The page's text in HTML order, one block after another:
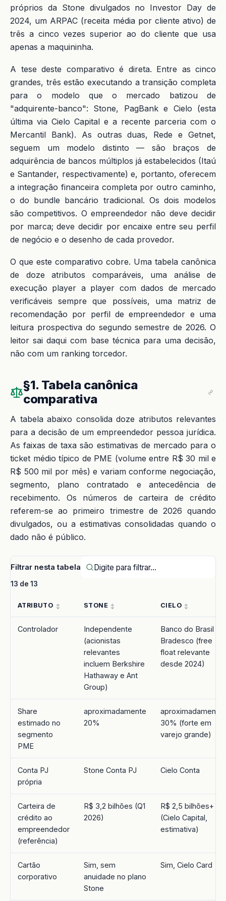
próprios da Stone divulgados no Investor Day de
2024, um ARPAC (receita média por cliente ativo) de
três a cinco vezes superior ao do cliente que usa
apenas a maquininha.
A tese deste comparativo é direta. Entre as cinco
grandes, três estão executando a transição completa
para o modelo que o mercado batizou de
"adquirente-banco": Stone, PagBank e Cielo (esta
última via Cielo Capital e a recente parceria com o
Mercantil Bank). As outras duas, Rede e Getnet,
seguem um modelo distinto — são braços de
adquirência de bancos múltiplos já estabelecidos (Itaú
e Santander, respectivamente) e, portanto, oferecem
a integração financeira completa por outro caminho,
o do bundle bancário tradicional. Os dois modelos
são competitivos. O empreendedor não deve decidir
por marca; deve decidir por encaixe entre seu perfil
de negócio e o desenho de cada provedor.
O que este comparativo cobre. Uma tabela canônica
de doze atributos comparáveis, uma análise de
execução player a player com dados de mercado
verificáveis sempre que possíveis, uma matriz de
recomendação por perfil de empreendedor e uma
leitura prospectiva do segundo semestre de 2026. O
leitor sai daqui com base técnica para uma decisão,
não com um ranking torcedor.
§1. Tabela canônica
comparativa
A tabela abaixo consolida doze atributos relevantes
para a decisão de um empreendedor pessoa jurídica.
As faixas de taxa são estimativas de mercado para o
ticket médio típico de PME (volume entre R$ 30 mil e
R$ 500 mil por mês) e variam conforme negociação,
segmento, plano contratado e antecedência de
recebimento. Os números de carteira de crédito
referem-se ao primeiro trimestre de 2026 quando
divulgados, ou a estimativas consolidadas quando o
dado não é público.
Filtrar nesta tabela
13 de 13
ATRIBUTO STONE CIELO
Controlador
Independente
(acionistas
relevantes
incluem Berkshire
Hathaway e Ant
Group)
Banco do Brasil e
Bradesco (free
float relevante
desde 2024)
Share
estimado no
segmento
PME
aproximadamente
20%
aproximadamente
30% (forte em
varejo grande)
Conta PJ
própria
Stone Conta PJ Cielo Conta
Carteira de
crédito ao
empreendedor
(referência)
R$ 3,2 bilhões (Q1
2026)
R$ 2,5 bilhões+
(Cielo Capital,
estimativa)
Cartão
corporativo
Sim, sem
anuidade no plano
Stone
Sim, Cielo Card